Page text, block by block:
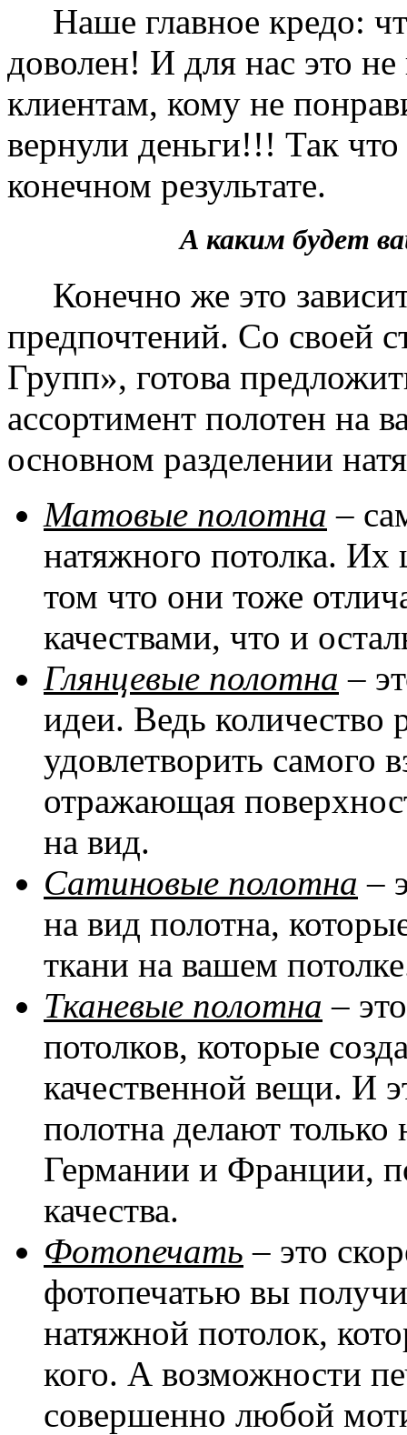
Наше главное кредо:
доволен! И для нас это
клиентам, кому не
вернули деньги!!! Так
конечном результате.
А каким будет
Конечно же это
предпочтений. Со своей
Групп», готова
ассортимент полотен на
основном разделении
Матовые полотна –
натяжного потолка. Их
том что они тоже
качествами, что и
Глянцевые полотна –
идеи. Ведь количество
удовлетворить самого
отражающая
на вид.
Сатиновые полотна –
на вид полотна,
ткани на вашем
Тканевые полотна –
потолков, которые
качественной вещи. И
полотна делают
Германии и Франции,
качества.
Фотопечать – это
фотопечатью вы
натяжной потолок,
кого. А возможности
совершенно любой